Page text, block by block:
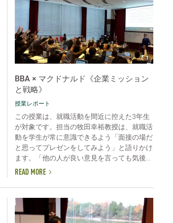
BBA × マクドナルド《企業ミッション
と戦略》
授業レポート
この授業は、就職活動を間近に控えた3年生
が対象です。担当の牧田幸裕教授は、就職活
動を学生が常に意識できるよう「面接の場だ
と思ってプレゼンをしてみよう」と語りかけ
ます。「他の人が良い意見を言っても気後...
READ MORE